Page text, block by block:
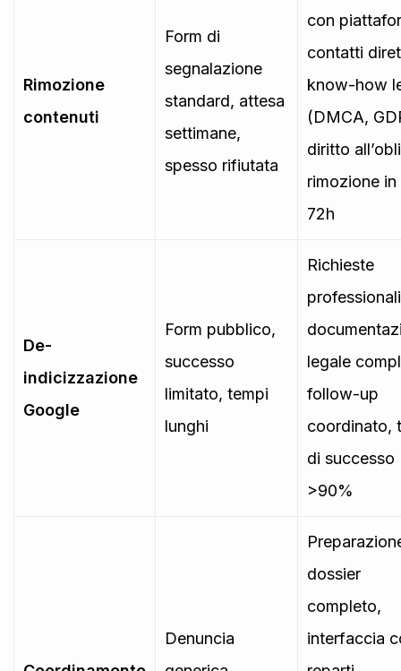
Rimozione
contenuti
Form di
segnalazione
standard, attesa
settimane,
spesso rifiutata
con
contatti
know-how
(DMCA,
diritto
rimozione
72h
De-
indicizzazione
Google
Form pubblico,
successo
limitato, tempi
lunghi
Richieste
legale
follow-up
coordinato,
di successo
>90%
Denuncia
dossier
completo,
interfaccia